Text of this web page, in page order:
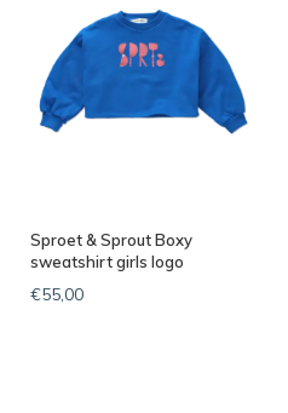
Sproet & Sprout Boxy
sweatshirt girls logo
€55,00